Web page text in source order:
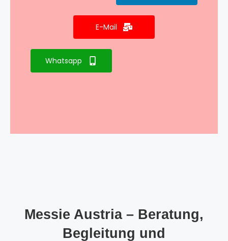
E-Mail
Whatsapp
Messie Austria – Beratung,
Begleitung und